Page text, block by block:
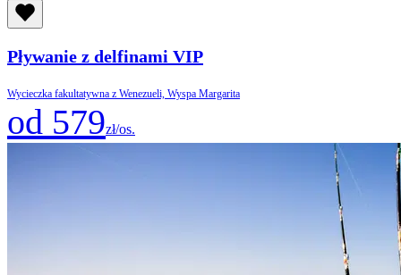
Pływanie z delfinami VIP
Wycieczka fakultatywna z Wenezueli, Wyspa Margarita
od 579zł/os.